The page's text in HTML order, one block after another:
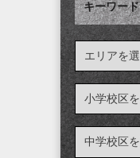
キーワード